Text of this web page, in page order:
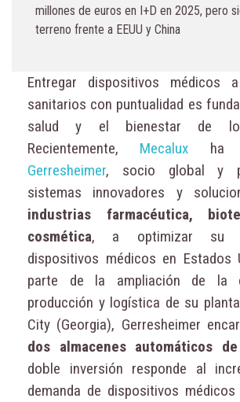
millones de euros en I+D en 2025, pero
terreno frente a EEUU y China
Entregar dispositivos médicos
sanitarios con puntualidad es
salud y el bienestar de
Recientemente, Mecalux ha
Gerresheimer, socio global y
sistemas innovadores y
industrias farmacéutica,
cosmética, a optimizar su
dispositivos médicos en Estados
parte de la ampliación de la
producción y logística de su
City (Georgia), Gerresheimer
dos almacenes automáticos
doble inversión responde al
demanda de dispositivos